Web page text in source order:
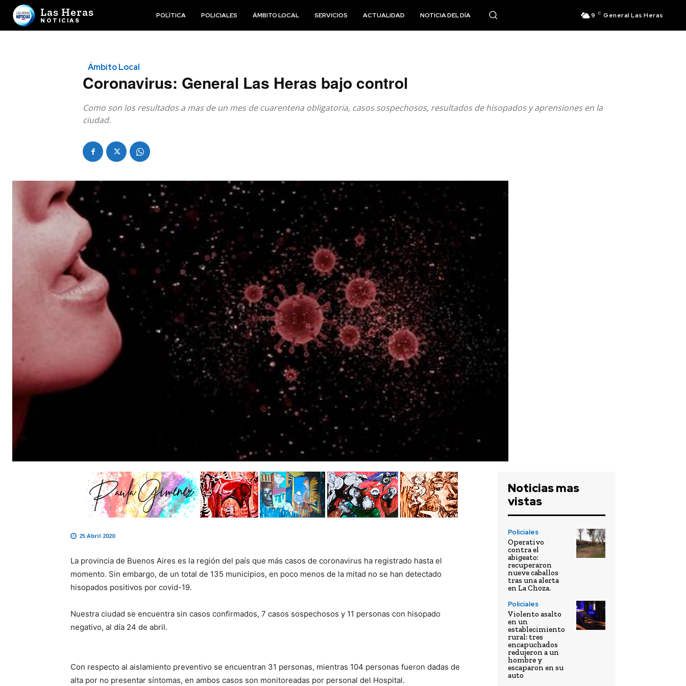
Las Heras
NOTICIAS
POLÍTICA POLICIALES ÁMBITO LOCAL SERVICIOS ACTUALIDAD NOTICIA DEL DÍA 9 C General Las Heras
Ámbito Local
Coronavirus: General Las Heras bajo control
Como son los resultados a mas de un mes de cuarentena obligatoria, casos sospechosos, resultados de hisopados y aprensiones en la
ciudad.
25 Abril 2020
La provincia de Buenos Aires es la región del país que más casos de coronavirus ha registrado hasta el
momento. Sin embargo, de un total de 135 municipios, en poco menos de la mitad no se han detectado
hisopados positivos por covid-19.
Nuestra ciudad se encuentra sin casos confirmados, 7 casos sospechosos y 11 personas con hisopado
negativo, al día 24 de abril.
Con respecto al aislamiento preventivo se encuentran 31 personas, mientras 104 personas fueron dadas de
alta por no presentar síntomas, en ambos casos son monitoreadas por personal del Hospital.
Noticias mas
vistas
Policiales
Operativo
contra el
abigeato:
recuperaron
nueve caballos
tras una alerta
en La Choza.
Policiales
Violento asalto
en un
establecimiento
rural: tres
encapuchados
redujeron a un
hombre y
escaparon en su
auto